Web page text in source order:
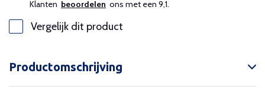
Klanten beoordelen ons met een 9,1.
Vergelijk dit product
Productomschrijving